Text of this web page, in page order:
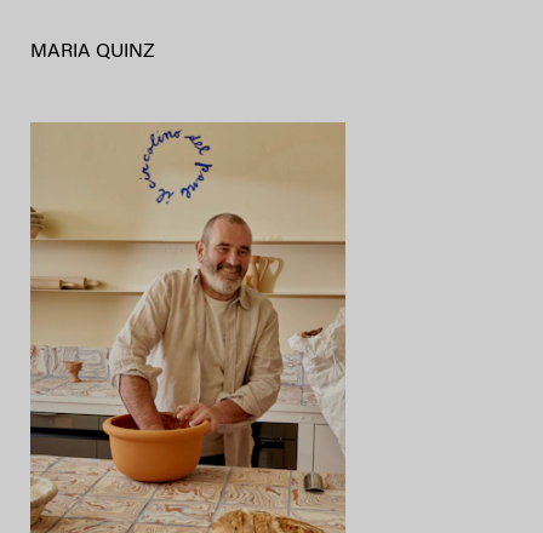
MARIA QUINZ